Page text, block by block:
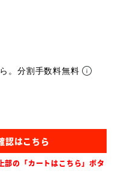
。分割手数料無料
部の「カートはこちら」ボタ